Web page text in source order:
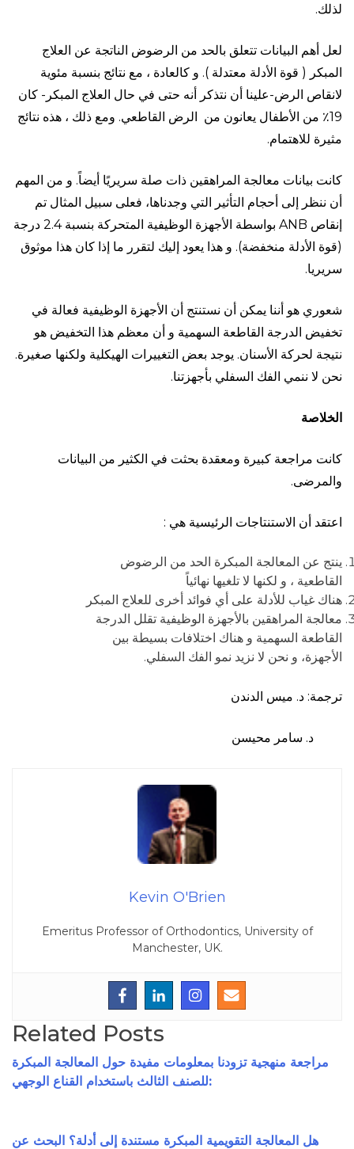
لذلك.
لعل أهم البيانات تتعلق بالحد من الرضوض الناتجة عن العلاج
المبكر ( قوة الأدلة معتدلة ). و كالعادة ، مع نتائج بنسبة مئوية
لانقاص الرض-علينا أن نتذكر أنه حتى في حال العلاج المبكر- كان
19٪ من الأطفال يعانون من الرض القاطعي. ومع ذلك ، هذه نتائج
مثيرة للاهتمام.
كانت بيانات معالجة المراهقين ذات صلة سريريًا أيضاً. و من المهم
أن ننظر إلى أحجام التأثير التي وجدناها، فعلى سبيل المثال تم
إنقاص ANB بواسطة الأجهزة الوظيفية المتحركة بنسبة 2.4 درجة
(قوة الأدلة منخفضة). و هذا يعود إليك لتقرر ما إذا كان هذا موثوق
سريريا.
شعوري هو أننا يمكن أن نستنتج أن الأجهزة الوظيفية فعالة في
تخفيض الدرجة القاطعة السهمية و أن معظم هذا التخفيض هو
نتيجة لحركة الأسنان. يوجد بعض التغييرات الهيكلية ولكنها صغيرة.
نحن لا ننمي الفك السفلي بأجهزتنا.
الخلاصة
كانت مراجعة كبيرة ومعقدة بحثت في الكثير من البيانات
والمرضى.
اعتقد أن الاستنتاجات الرئيسية هي :
ينتج عن المعالجة المبكرة الحد من الرضوض
القاطعية ، و لكنها لا تلغيها نهائياً
هناك غياب للأدلة على أي فوائد أخرى للعلاج المبكر
معالجة المراهقين بالأجهزة الوظيفية تقلل الدرجة
القاطعة السهمية و هناك اختلافات بسيطة بين
الأجهزة، و نحن لا نزيد نمو الفك السفلي.
ترجمة: د. ميس الدندن
د. سامر محيسن
Kevin O'Brien
Emeritus Professor of Orthodontics, University of
Manchester, UK.
Related Posts
مراجعة منهجية تزودنا بمعلومات مفيدة حول المعالجة المبكرة
للصنف الثالث باستخدام القناع الوجهي:
هل المعالجة التقويمية المبكرة مستندة إلى أدلة؟ البحث عن